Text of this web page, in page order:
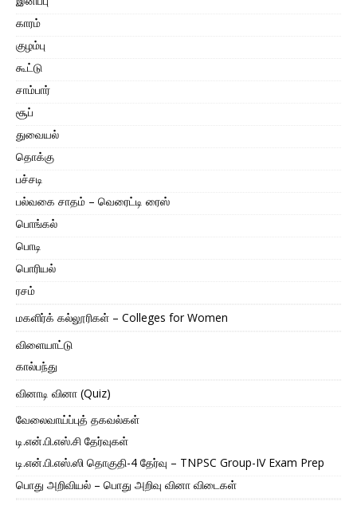
காரம்
குழம்பு
கூட்டு
சாம்பார்
சூப்
துவையல்
தொக்கு
பச்சடி
பல்வகை சாதம் – வெரைட்டி ரைஸ்
பொங்கல்
பொடி
பொரியல்
ரசம்
மகளிர்க் கல்லூரிகள் – Colleges for Women
விளையாட்டு
கால்பந்து
வினாடி வினா (Quiz)
வேலைவாய்ப்புத் தகவல்கள்
டி.என்.பி.எஸ்.சி தேர்வுகள்
டி.என்.பி.எஸ்.ஸி தொகுதி-4 தேர்வு – TNPSC Group-IV Exam Prep
பொது அறிவியல் – பொது அறிவு வினா விடைகள்